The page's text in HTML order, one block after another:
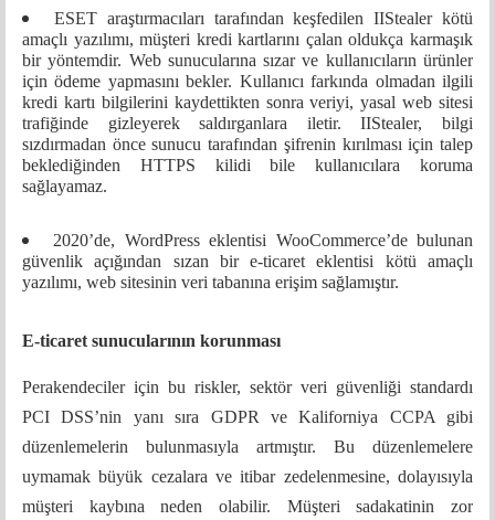
ESET araştırmacıları tarafından keşfedilen IIStealer kötü
amaçlı yazılımı, müşteri kredi kartlarını çalan oldukça karmaşık
bir yöntemdir. Web sunucularına sızar ve kullanıcıların ürünler
için ödeme yapmasını bekler. Kullanıcı farkında olmadan ilgili
kredi kartı bilgilerini kaydettikten sonra veriyi, yasal web sitesi
trafiğinde gizleyerek saldırganlara iletir. IIStealer, bilgi
sızdırmadan önce sunucu tarafından şifrenin kırılması için talep
beklediğinden HTTPS kilidi bile kullanıcılara koruma
sağlayamaz.
2020’de, WordPress eklentisi WooCommerce’de bulunan
güvenlik açığından sızan bir e-ticaret eklentisi kötü amaçlı
yazılımı, web sitesinin veri tabanına erişim sağlamıştır.
E-ticaret sunucularının korunması
Perakendeciler için bu riskler, sektör veri güvenliği standardı
PCI DSS’nin yanı sıra GDPR ve Kaliforniya CCPA gibi
düzenlemelerin bulunmasıyla artmıştır. Bu düzenlemelere
uymamak büyük cezalara ve itibar zedelenmesine, dolayısıyla
müşteri kaybına neden olabilir. Müşteri sadakatinin zor